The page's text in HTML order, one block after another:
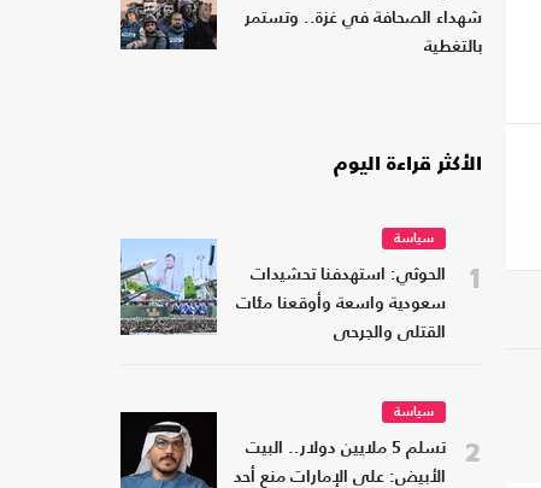
شهداء الصحافة في غزة.. وتستمر
بالتغطية
الأكثر قراءة اليوم
1
سياسة
الحوثي: استهدفنا تحشيدات
سعودية واسعة وأوقعنا مئات
القتلى والجرحى
2
سياسة
تسلم 5 ملايين دولار.. البيت
الأبيض: على الإمارات منع أحد